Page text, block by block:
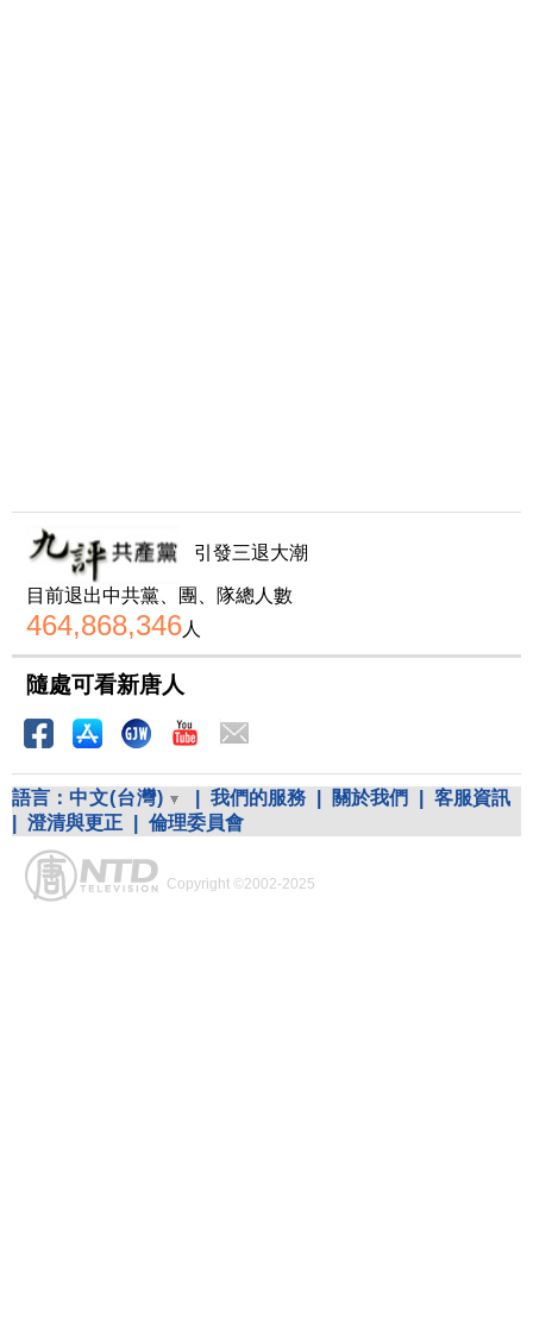
引發三退大潮
目前退出中共黨、團、隊總人數
464,868,346人
隨處可看新唐人
語言： 中文(台灣) 我們的服務 關於我們
客服資訊
澄清與更正 倫理委員會
Copyright ©2002-2025